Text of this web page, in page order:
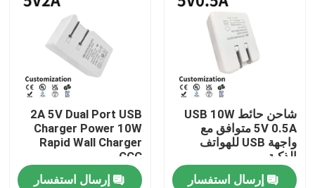
منتجات
أشرطة فيديو
شاحن حائط USB 10W
5V 0.5A متوافق مع
واجهة USB للهواتف
الذكية
إرسال استفسار
2A 5V Dual Port USB
Charger Power 10W
Rapid Wall Charger
CCC
إرسال استفسار